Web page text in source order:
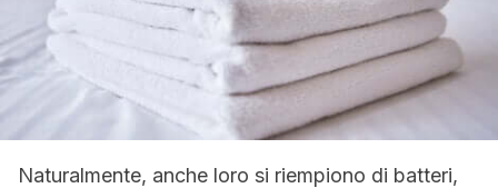
Naturalmente, anche loro si riempiono di batteri,